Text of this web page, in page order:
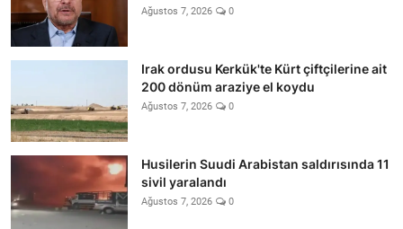
Ağustos 7, 2026 0
Irak ordusu Kerkük'te Kürt çiftçilerine ait
200 dönüm araziye el koydu
Ağustos 7, 2026 0
Husilerin Suudi Arabistan saldırısında 11
sivil yaralandı
Ağustos 7, 2026 0